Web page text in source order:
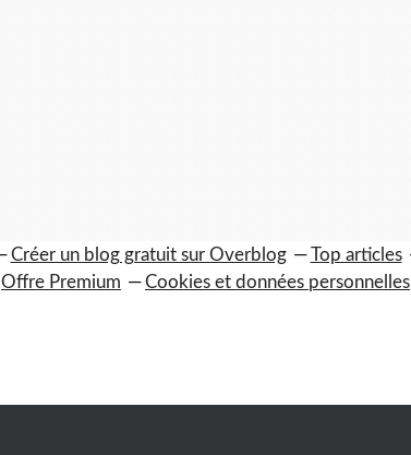
Créer un blog gratuit sur Overblog Top articles
Offre Premium
Cookies et données personnelles